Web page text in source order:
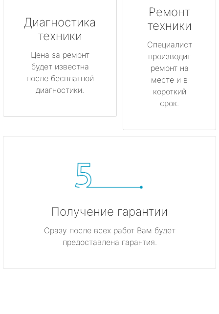
Диагностика
техники
Цена за ремонт
будет известна
после бесплатной
диагностики.
Ремонт
техники
Специалист
производит
ремонт на
месте и в
короткий
срок.
Получение гарантии
Сразу после всех работ Вам будет
предоставлена гарантия.